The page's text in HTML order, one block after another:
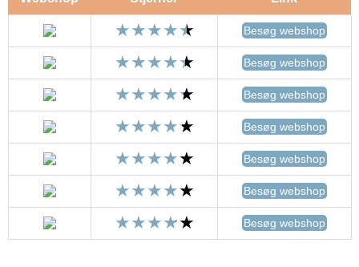
Besøg webshop
Besøg webshop
Besøg webshop
Besøg webshop
Besøg webshop
Besøg webshop
Besøg webshop